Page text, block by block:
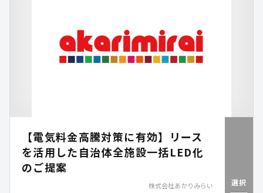
【電気料金高騰対策に有効】リース
を活用した自治体全施設一括LED化
のご提案
株式会社あかりみらい 選択